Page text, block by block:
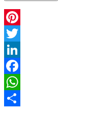
Pinterest
Twitter
LinkedIn
Facebook
WhatsApp